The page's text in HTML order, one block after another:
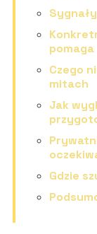
pomaga
Czego
mitach
Jak
Gdzie